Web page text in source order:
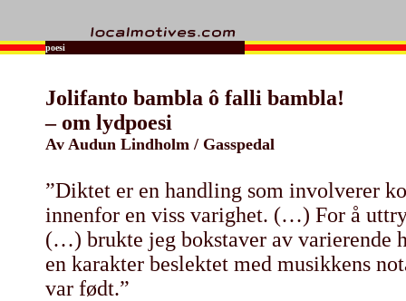
poesi
Jolifanto bambla ô falli bambla!
– om lydpoesi
Av Audun Lindholm / Gasspedal
”Diktet er en handling som involverer
innenfor en viss varighet. (…) For å
(…) brukte jeg bokstaver av varierende
en karakter beslektet med musikkens
var født.”